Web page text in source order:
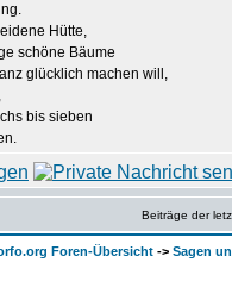
Hütte,
schöne Bäume
glücklich machen will,
bis sieben
Beiträge der
Foren-Übersicht -> Sagen